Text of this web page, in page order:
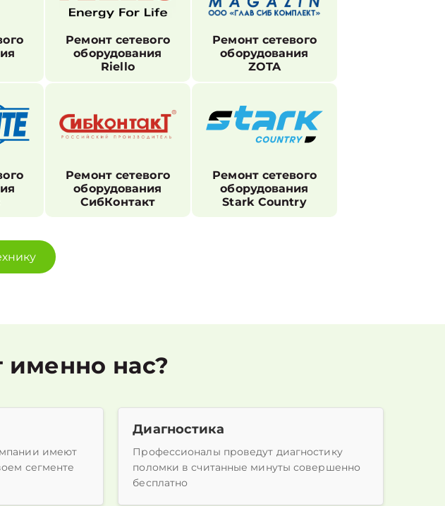
Ремонт сетевого
оборудования
Riello
Ремонт сетевого
оборудования
ZOTA
Ремонт сетевого
оборудования
СибКонтакт
Ремонт сетевого
оборудования
Stark Country
нас?
имеют
сегменте
Диагностика
Профессионалы проведут диагностику
поломки в считанные минуты совершенно
бесплатно